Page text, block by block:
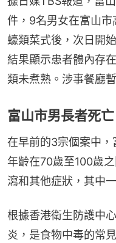
件，9名男女在富山
蠔類菜式後，次日開
結果顯示患者體內存
類未煮熟。涉事餐廳
富山市男長者死亡
在早前的3宗個案中
年齡在70歲至100歲
瀉和其他症狀，其中
根據香港衛生防護中
炎，是食物中毒的常